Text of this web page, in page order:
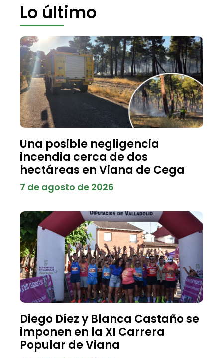
Lo último
Una posible negligencia
incendia cerca de dos
hectáreas en Viana de Cega
7 de agosto de 2026
Diego Díez y Blanca Castaño se
imponen en la XI Carrera
Popular de Viana